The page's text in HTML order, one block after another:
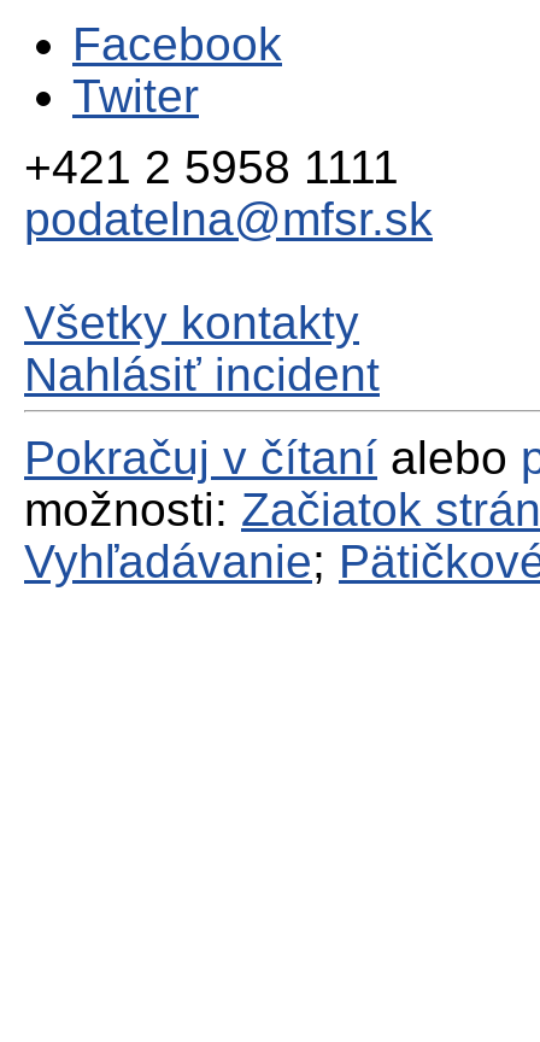
Facebook
Twiter
+421 2 5958 1111
podatelna@mfsr.sk
Všetky kontakty
Nahlásiť incident
Pokračuj v čítaní alebo
možnosti: Začiatok
Vyhľadávanie;